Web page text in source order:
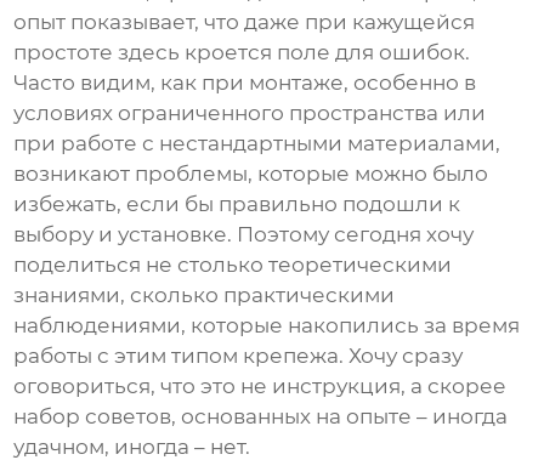
опыт показывает, что даже при кажущейся
простоте здесь кроется поле для ошибок.
Часто видим, как при монтаже, особенно в
условиях ограниченного пространства или
при работе с нестандартными материалами,
возникают проблемы, которые можно было
избежать, если бы правильно подошли к
выбору и установке. Поэтому сегодня хочу
поделиться не столько теоретическими
знаниями, сколько практическими
наблюдениями, которые накопились за время
работы с этим типом крепежа. Хочу сразу
оговориться, что это не инструкция, а скорее
набор советов, основанных на опыте – иногда
удачном, иногда – нет.